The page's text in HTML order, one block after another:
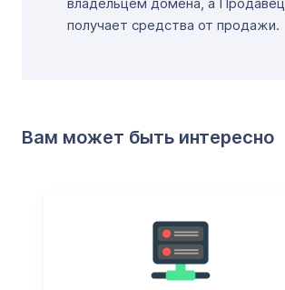
получает средства от продажи.
Вам может быть интересно